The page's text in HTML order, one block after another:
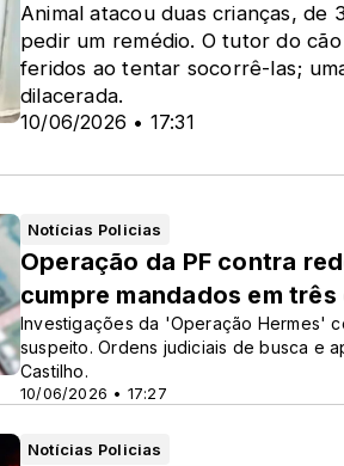
10/06/2026 • 17:31
Animal atacou duas crianças, de
pedir um remédio. O tutor do
feridos ao tentar socorrê-las;
dilacerada.
Notícias Policias
10/06/2026 • 17:27
Operação da PF contra
cumpre mandados em
Investigações da 'Operação Hermes'
suspeito. Ordens judiciais de busca e
Castilho.
Notícias Policias